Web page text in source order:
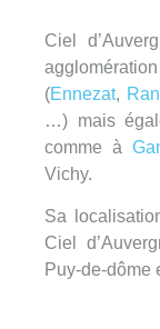
Ciel
(Ennezat,
…) mais
comme à
Vichy.
Sa
Ciel
Puy-de-dôme